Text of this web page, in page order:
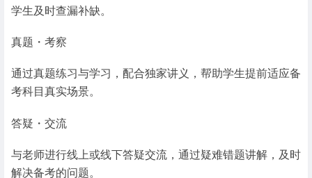
学生及时查漏补缺。
真题・考察
通过真题练习与学习，配合独家讲义，帮助学生提前适应备
考科目真实场景。
答疑・交流
与老师进行线上或线下答疑交流，通过疑难错题讲解，及时
解决备考的问题。